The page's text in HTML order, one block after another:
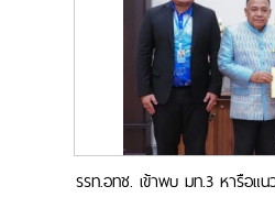
รรท.อทช. เข้าพบ มท.3 หารือแ